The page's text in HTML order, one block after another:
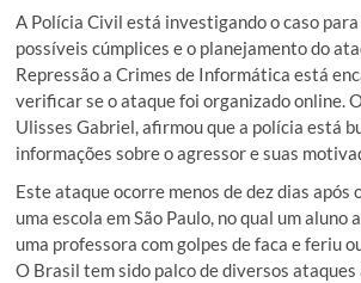
A Polícia Civil está investigando o caso
possíveis cúmplices e o planejamento do
Repressão a Crimes de Informática está
verificar se o ataque foi organizado online.
Ulisses Gabriel, afirmou que a polícia está
informações sobre o agressor e suas
Este ataque ocorre menos de dez dias após
uma escola em São Paulo, no qual um aluno
uma professora com golpes de faca e feriu
O Brasil tem sido palco de diversos ataques